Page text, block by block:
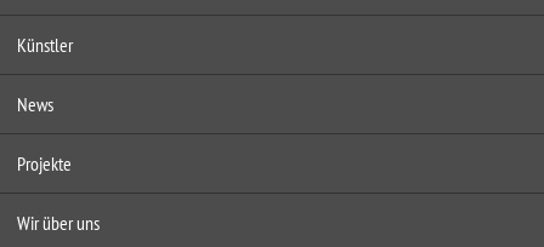
Künstler
News
Projekte
Wir über uns